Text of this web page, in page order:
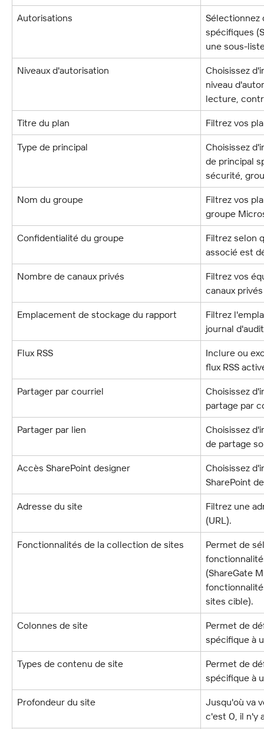
Autorisations
spécifiques
une sous-
Niveaux d'autorisation
Choisissez
niveau
lecture,
Titre du plan Filtrez vos
Type de principal
Choisissez
de principal
sécurité,
Nom du groupe
Filtrez vos
groupe
Confidentialité du groupe
Filtrez selon
associé est
Nombre de canaux privés
Filtrez vos
canaux
Emplacement de stockage du rapport
Filtrez
journal
Flux RSS
Inclure ou
flux RSS
Partager par courriel
Choisissez
partage par
Partager par lien
Choisissez
de partage
Accès SharePoint designer
Choisissez
SharePoint
Adresse du site
Filtrez une
(URL).
Fonctionnalités de la collection de sites
Permet de
(ShareGate
sites cible).
Colonnes de site
Permet de
spécifique à
Types de contenu de site
Permet de
spécifique à
Profondeur du site
Jusqu'où va
c'est 0, il n'y